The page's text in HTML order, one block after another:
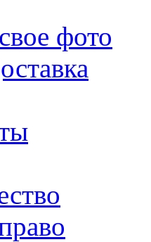
фото